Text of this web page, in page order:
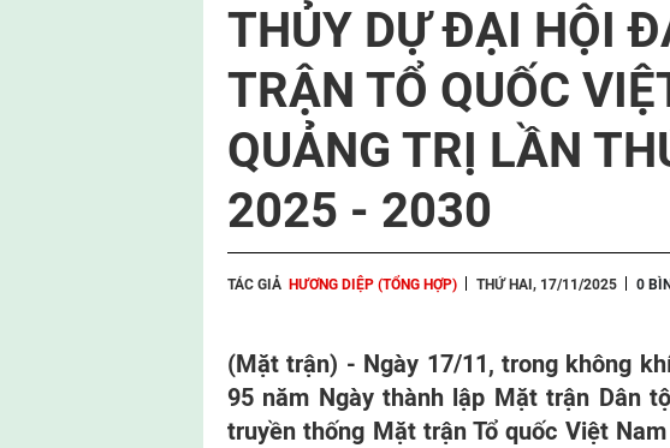
THỦY DỰ ĐẠI HỘI
TRẬN TỔ QUỐC
QUẢNG TRỊ LẦN
2025 - 2030
TÁC GIẢ HƯƠNG DIỆP (TỔNG HỢP) THỨ HAI, 17/11/2025 0
(Mặt trận) - Ngày 17/11, trong không
95 năm Ngày thành lập Mặt trận Dân
truyền thống Mặt trận Tổ quốc Việt